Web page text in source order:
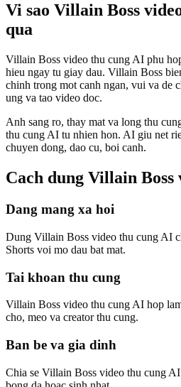
Vi sao Villain Boss
qua
Villain Boss video thu cung AI phu
hieu ngay tu giay dau. Villain Boss
chinh trong mot canh ngan, vui va de
ung va tao video doc.
Anh sang ro, thay mat va long thu
thu cung AI tu nhien hon. AI giu net
chuyen dong, dao cu, boi canh.
Cach dung Villain
Dang mang xa hoi
Dung Villain Boss video thu cung AI
Shorts voi mo dau bat mat.
Tai khoan thu cung
Villain Boss video thu cung AI hop
cho, meo va creator thu cung.
Ban be va gia dinh
Chia se Villain Boss video thu cung